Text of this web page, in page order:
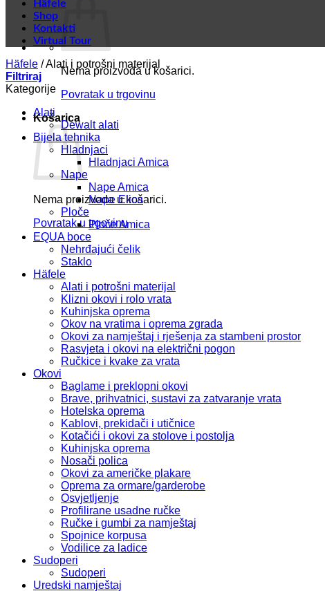
Nema proizvoda u košarici.
Povratak u trgovinu
Košarica
Nema proizvoda u košarici.
Povratak u trgovinu
Häfele
Shop
Kontakti
Virtual Tour
Häfele /Alati i potrošni materijal
Filtriraj
Kategorije
Alati
Dewalt alati
Bijela tehnika
Hladnjaci
Hladnjaci Amica
Nape
Nape Amica
Nape Elica
Ploče
Ploče Amica
EQUA boce
Nehrđajući čelik
Staklo
Häfele
Alati i potrošni materijal
Klizni okovi i rolo vrata
Kuhinjska oprema
Okov na vratima i oprema zgrada
Okovi za namještaj i rješenja za stambeni prostor
Rasvjeta i okovi na električni pogon
Ručkice i kvake za vrata
Okovi
Baglame i preklopni okovi
Brave, prihvatnici, sustavi za zatvaranje vrata
Hotelska oprema
Kablovi, prekidači i utičnice
Kotačići i okovi za stolove i postolja
Kuhinjska oprema
Nosači polica
Okovi za američke plakare
Oprema za ormare/garderobe
Osvjetljenje
Profilirane usadne ručke
Ručke i gumbi za namještaj
Spojnice korpusa
Vodilice za ladice
Sudoperi
Sudoperi
Uredski namještaj